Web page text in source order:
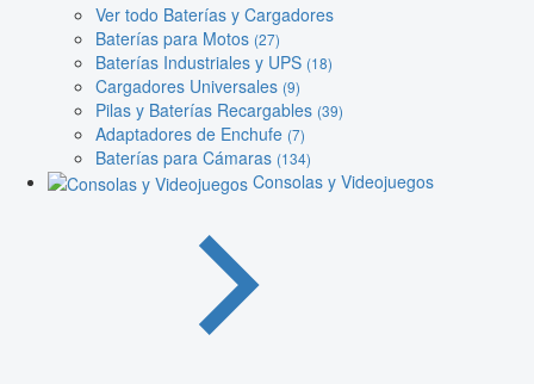
Ver todo Baterías y Cargadores
Baterías para Motos (27)
Baterías Industriales y UPS (18)
Cargadores Universales (9)
Pilas y Baterías Recargables (39)
Adaptadores de Enchufe (7)
Baterías para Cámaras (134)
Consolas y Videojuegos